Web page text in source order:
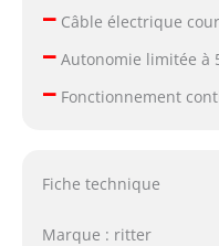
–Câble électrique
–Autonomie limitée à
–Fonctionnement
Fiche technique
Marque : ritter